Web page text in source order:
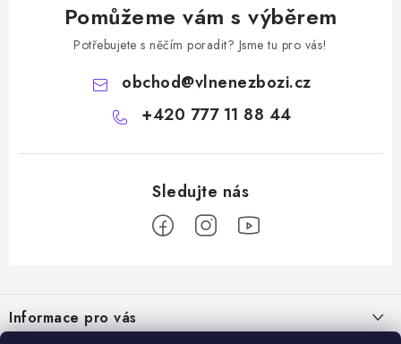
Pomůžeme vám s výběrem
Potřebujete s něčím poradit? Jsme tu pro vás!
obchod@vlnenezbozi.cz
+420 777 11 88 44
pInformace pro vás